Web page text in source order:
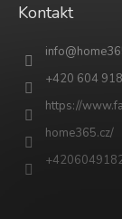
Kontakt
info@
+420 604
https://
home365.cz/